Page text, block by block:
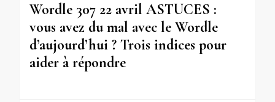
Wordle 307 22 avril ASTUCES :
vous avez du mal avec le Wordle
d’aujourd’hui ? Trois indices pour
aider à répondre